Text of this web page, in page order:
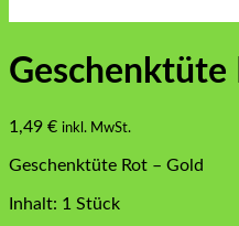
Geschenktüte
1,49 € inkl. MwSt.
Geschenktüte Rot – Gold
Inhalt: 1 Stück